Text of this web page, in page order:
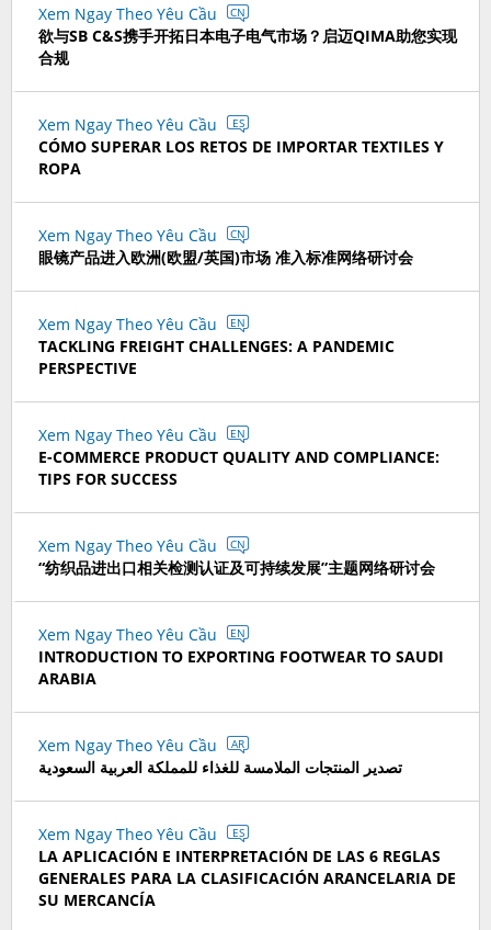
Xem Ngay Theo Yêu Cầu CN
欲与SB C&S携手开拓日本电子电气市场？启迈QIMA助您实现
合规
Xem Ngay Theo Yêu Cầu ES
CÓMO SUPERAR LOS RETOS DE IMPORTAR TEXTILES Y
ROPA
Xem Ngay Theo Yêu Cầu CN
眼镜产品进入欧洲(欧盟/英国)市场 准入标准网络研讨会
Xem Ngay Theo Yêu Cầu EN
TACKLING FREIGHT CHALLENGES: A PANDEMIC
PERSPECTIVE
Xem Ngay Theo Yêu Cầu EN
E-COMMERCE PRODUCT QUALITY AND COMPLIANCE:
TIPS FOR SUCCESS
Xem Ngay Theo Yêu Cầu CN
“纺织品进出口相关检测认证及可持续发展”主题网络研讨会
Xem Ngay Theo Yêu Cầu EN
INTRODUCTION TO EXPORTING FOOTWEAR TO SAUDI
ARABIA
Xem Ngay Theo Yêu Cầu AR
تصدير المنتجات الملامسة للغذاء للمملكة العربية السعودية
Xem Ngay Theo Yêu Cầu ES
LA APLICACIÓN E INTERPRETACIÓN DE LAS 6 REGLAS
GENERALES PARA LA CLASIFICACIÓN ARANCELARIA DE
SU MERCANCÍA